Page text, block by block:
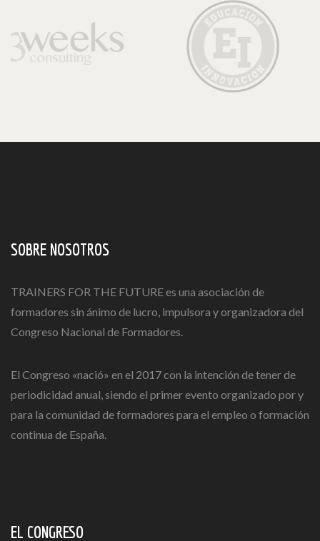
SOBRE NOSOTROS
TRAINERS FOR THE FUTURE es una asociación de
formadores sin ánimo de lucro, impulsora y organizadora del
Congreso Nacional de Formadores.
El Congreso «nació» en el 2017 con la intención de tener de
periodicidad anual, siendo el primer evento organizado por y
para la comunidad de formadores para el empleo o formación
continua de España.
EL CONGRESO